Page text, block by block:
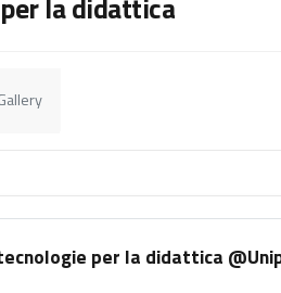
per la didattica